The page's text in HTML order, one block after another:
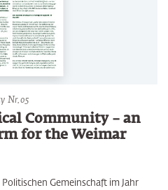
Nr.05
Community – an
for the Weimar
Gemeinschaft im Jahr